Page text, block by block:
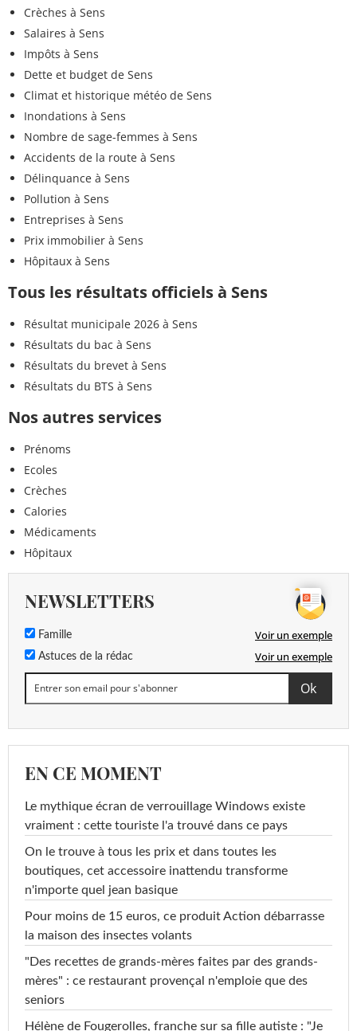
Crèches à Sens
Salaires à Sens
Impôts à Sens
Dette et budget de Sens
Climat et historique météo de Sens
Inondations à Sens
Nombre de sage-femmes à Sens
Accidents de la route à Sens
Délinquance à Sens
Pollution à Sens
Entreprises à Sens
Prix immobilier à Sens
Hôpitaux à Sens
Tous les résultats officiels à Sens
Résultat municipale 2026 à Sens
Résultats du bac à Sens
Résultats du brevet à Sens
Résultats du BTS à Sens
Nos autres services
Prénoms
Ecoles
Crèches
Calories
Médicaments
Hôpitaux
NEWSLETTERS
Famille Voir un exemple
Astuces de la rédac Voir un exemple
EN CE MOMENT
Le mythique écran de verrouillage Windows existe
vraiment : cette touriste l'a trouvé dans ce pays
On le trouve à tous les prix et dans toutes les
boutiques, cet accessoire inattendu transforme
n'importe quel jean basique
Pour moins de 15 euros, ce produit Action débarrasse
la maison des insectes volants
"Des recettes de grands-mères faites par des grands-
mères" : ce restaurant provençal n'emploie que des
seniors
Hélène de Fougerolles, franche sur sa fille autiste : "Je